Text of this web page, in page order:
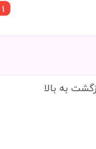
1
به بالا